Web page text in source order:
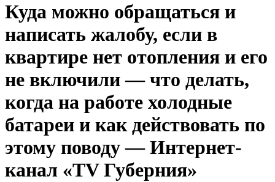
Куда можно обращаться и
написать жалобу, если в
квартире нет отопления и его
не включили — что делать,
когда на работе холодные
батареи и как действовать по
этому поводу — Интернет-
канал «TV Губерния»